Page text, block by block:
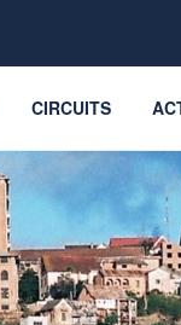
CIRCUITS